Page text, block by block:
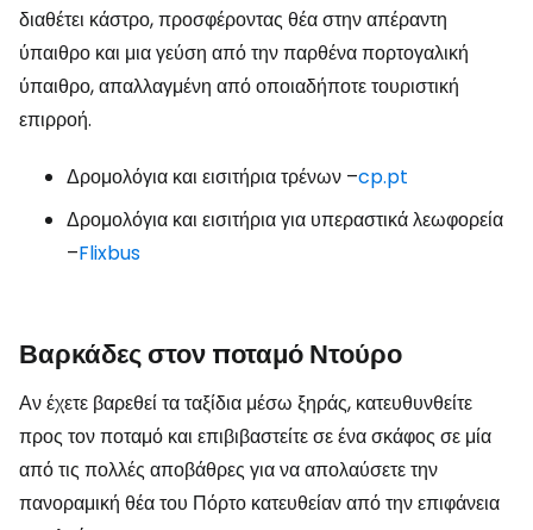
διαθέτει κάστρο, προσφέροντας θέα στην απέραντη
ύπαιθρο και μια γεύση από την παρθένα πορτογαλική
ύπαιθρο, απαλλαγμένη από οποιαδήποτε τουριστική
επιρροή.
Δρομολόγια και εισιτήρια τρένων –cp.pt
Δρομολόγια και εισιτήρια για υπεραστικά λεωφορεία
–Flixbus
Βαρκάδες στον ποταμό Ντούρο
Αν έχετε βαρεθεί τα ταξίδια μέσω ξηράς, κατευθυνθείτε
προς τον ποταμό και επιβιβαστείτε σε ένα σκάφος σε μία
από τις πολλές αποβάθρες για να απολαύσετε την
πανοραμική θέα του Πόρτο κατευθείαν από την επιφάνεια